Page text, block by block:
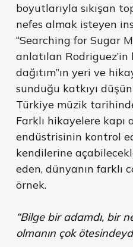
boyutlarıyla sıkışan
nefes almak isteyen
“Searching for Sugar
anlatılan Rodriguez’in
dağıtım”ın yeri ve
sunduğu katkıyı
Türkiye müzik
Farklı hikayelere kapı
endüstrisinin kontrol
kendilerine
eden, dünyanın farklı
örnek.
“Bilge bir adamdı, bir
olmanın çok